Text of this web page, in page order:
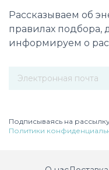
Рассказываем об
правилах
информируем о
Подписываясь на
Политики